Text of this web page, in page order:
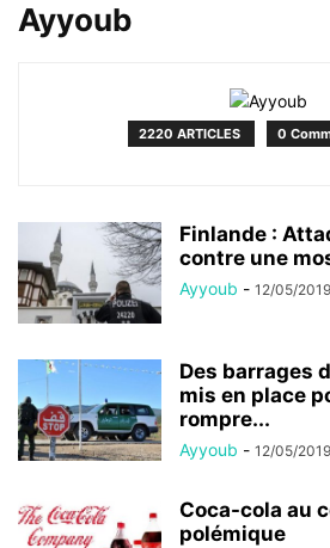
Ayyoub
2220 ARTICLES 0
Finlande :
contre une
Ayyoub - 12/05/2019
Des barrages
mis en place
rompre...
Ayyoub - 12/05/2019
Coca-cola au
polémique